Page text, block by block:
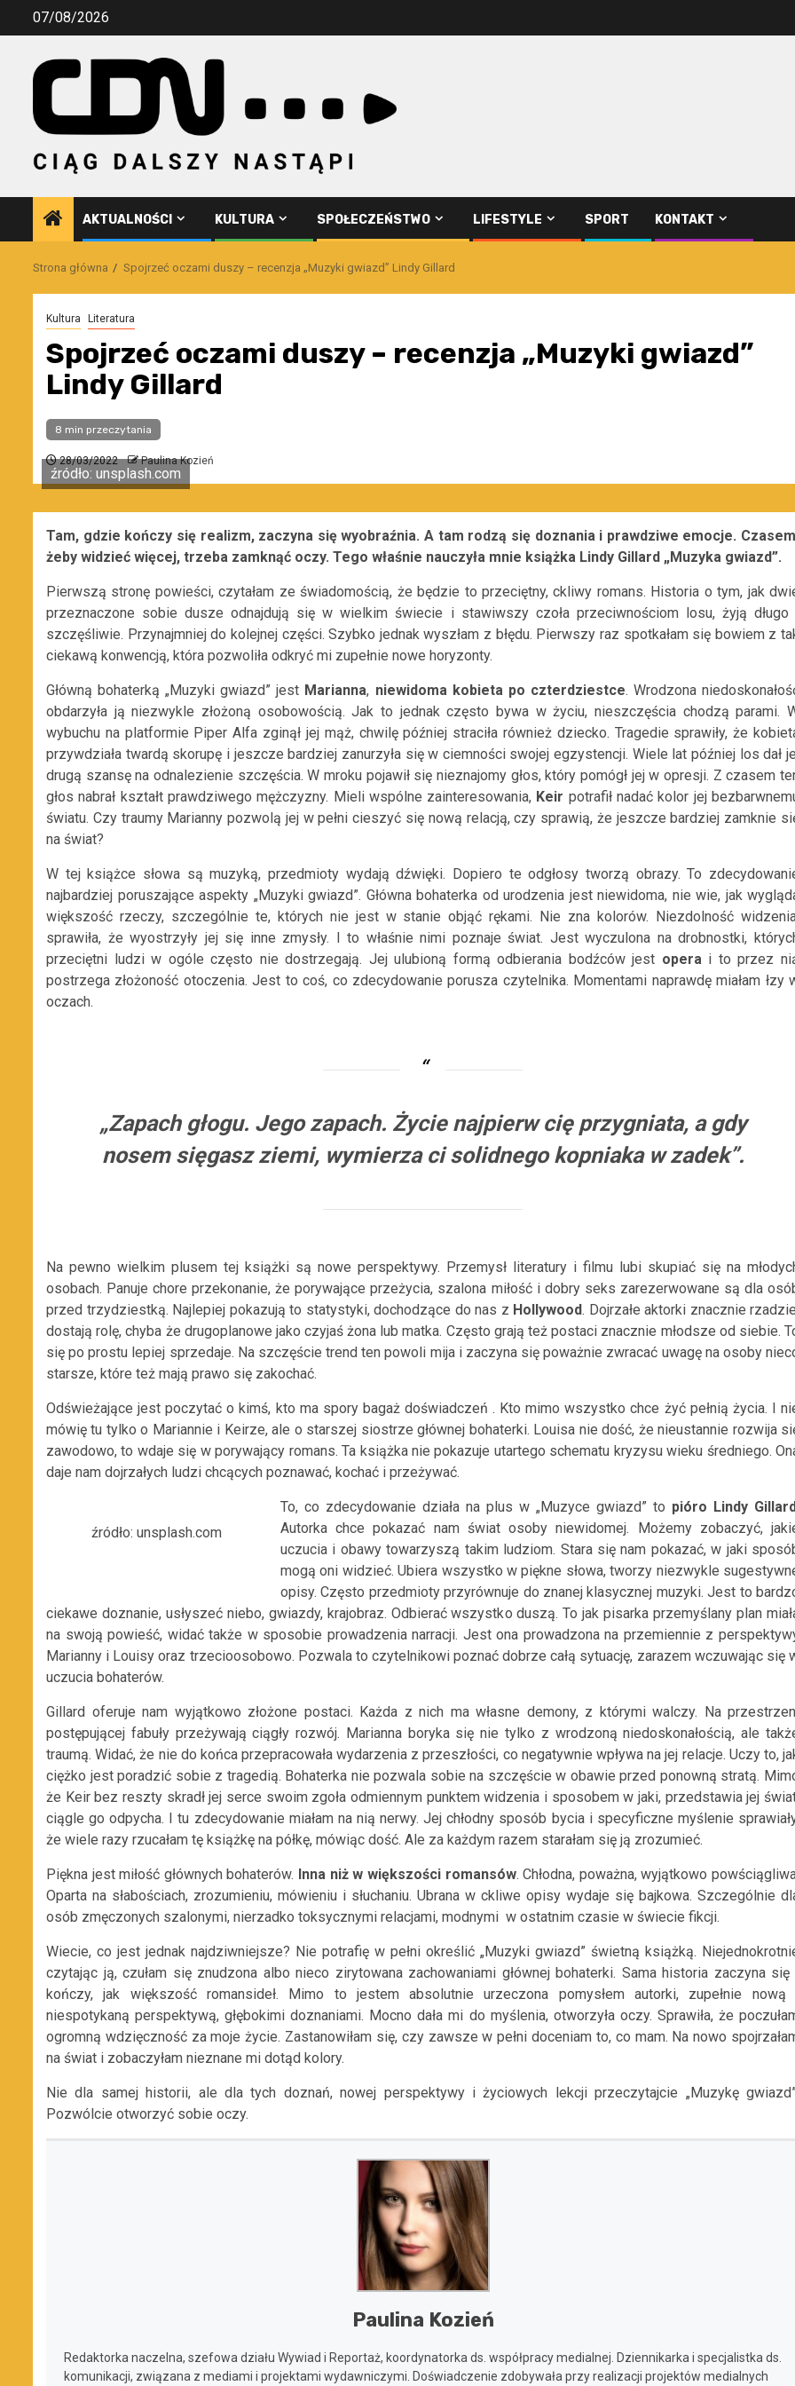
Przejdź07/08/2026
AKTUALNOŚCI KULTURA SPOŁECZEŃSTWO LIFESTYLE SPORT KONTAKT
Strona główna Spojrzeć oczami duszy – recenzja „Muzyki gwiazd” Lindy Gillard
Kultura Literatura
Spojrzeć oczami duszy – recenzja „Muzyki gwiazd”
Lindy Gillard
8 min przeczytania
28/03/2022 Paulina Kozień
źródło: unsplash.com
Tam, gdzie kończy się realizm, zaczyna się wyobraźnia. A tam rodzą się doznania i prawdziwe emocje.
żeby widzieć więcej, trzeba zamknąć oczy. Tego właśnie nauczyła mnie książka Lindy Gillard „Muzyka gwiazd”.
Pierwszą stronę powieści, czytałam ze świadomością, że będzie to przeciętny, ckliwy romans. Historia o tym, jak
przeznaczone sobie dusze odnajdują się w wielkim świecie i stawiwszy czoła przeciwnościom losu, żyją długo
szczęśliwie. Przynajmniej do kolejnej części. Szybko jednak wyszłam z błędu. Pierwszy raz spotkałam się bowiem z
ciekawą konwencją, która pozwoliła odkryć mi zupełnie nowe horyzonty.
Główną bohaterką „Muzyki gwiazd” jest Marianna, niewidoma kobieta po czterdziestce. Wrodzona
obdarzyła ją niezwykle złożoną osobowością. Jak to jednak często bywa w życiu, nieszczęścia chodzą parami.
wybuchu na platformie Piper Alfa zginął jej mąż, chwilę później straciła również dziecko. Tragedie sprawiły, że
przywdziała twardą skorupę i jeszcze bardziej zanurzyła się w ciemności swojej egzystencji. Wiele lat później los dał
drugą szansę na odnalezienie szczęścia. W mroku pojawił się nieznajomy głos, który pomógł jej w opresji. Z czasem
głos nabrał kształt prawdziwego mężczyzny. Mieli wspólne zainteresowania, Keir potrafił nadać kolor jej
światu. Czy traumy Marianny pozwolą jej w pełni cieszyć się nową relacją, czy sprawią, że jeszcze bardziej zamknie
na świat?
W tej książce słowa są muzyką, przedmioty wydają dźwięki. Dopiero te odgłosy tworzą obrazy. To
najbardziej poruszające aspekty „Muzyki gwiazd”. Główna bohaterka od urodzenia jest niewidoma, nie wie, jak
większość rzeczy, szczególnie te, których nie jest w stanie objąć rękami. Nie zna kolorów. Niezdolność
sprawiła, że wyostrzyły jej się inne zmysły. I to właśnie nimi poznaje świat. Jest wyczulona na drobnostki,
przeciętni ludzi w ogóle często nie dostrzegają. Jej ulubioną formą odbierania bodźców jest operai to przez
postrzega złożoność otoczenia. Jest to coś, co zdecydowanie porusza czytelnika. Momentami naprawdę miałam łzy
oczach.
„Zapach głogu. Jego zapach. Życie najpierw cię przygniata, a gdy
nosem sięgasz ziemi, wymierza ci solidnego kopniaka w zadek”.
Na pewno wielkim plusem tej książki są nowe perspektywy. Przemysł literatury i filmu lubi skupiać się na
osobach. Panuje chore przekonanie, że porywające przeżycia, szalona miłość i dobry seks zarezerwowane są dla
przed trzydziestką. Najlepiej pokazują to statystyki, dochodzące do nas z Hollywood. Dojrzałe aktorki znacznie
dostają rolę, chyba że drugoplanowe jako czyjaś żona lub matka. Często grają też postaci znacznie młodsze od siebie.
się po prostu lepiej sprzedaje. Na szczęście trend ten powoli mija i zaczyna się poważnie zwracać uwagę na osoby
starsze, które też mają prawo się zakochać.
Odświeżające jest poczytać o kimś, kto ma spory bagaż doświadczeń . Kto mimo wszystko chce żyć pełnią życia. I
mówię tu tylko o Mariannie i Keirze, ale o starszej siostrze głównej bohaterki. Louisa nie dość, że nieustannie rozwija
zawodowo, to wdaje się w porywający romans. Ta książka nie pokazuje utartego schematu kryzysu wieku średniego.
daje nam dojrzałych ludzi chcących poznawać, kochać i przeżywać.
źródło: unsplash.com
To, co zdecydowanie działa na plus w „Muzyce gwiazd” to pióro Lindy Gillard
Autorka chce pokazać nam świat osoby niewidomej. Możemy zobaczyć,
uczucia i obawy towarzyszą takim ludziom. Stara się nam pokazać, w jaki
mogą oni widzieć. Ubiera wszystko w piękne słowa, tworzy niezwykle
opisy. Często przedmioty przyrównuje do znanej klasycznej muzyki. Jest to
ciekawe doznanie, usłyszeć niebo, gwiazdy, krajobraz. Odbierać wszystko duszą. To jak pisarka przemyślany plan
na swoją powieść, widać także w sposobie prowadzenia narracji. Jest ona prowadzona na przemiennie z
Marianny i Louisy oraz trzecioosobowo. Pozwala to czytelnikowi poznać dobrze całą sytuację, zarazem wczuwając się
uczucia bohaterów.
Gillard oferuje nam wyjątkowo złożone postaci. Każda z nich ma własne demony, z którymi walczy. Na
postępującej fabuły przeżywają ciągły rozwój. Marianna boryka się nie tylko z wrodzoną niedoskonałością, ale
traumą. Widać, że nie do końca przepracowała wydarzenia z przeszłości, co negatywnie wpływa na jej relacje. Uczy to,
ciężko jest poradzić sobie z tragedią. Bohaterka nie pozwala sobie na szczęście w obawie przed ponowną stratą.
że Keir bez reszty skradł jej serce swoim zgoła odmiennym punktem widzenia i sposobem w jaki, przedstawia jej
ciągle go odpycha. I tu zdecydowanie miałam na nią nerwy. Jej chłodny sposób bycia i specyficzne myślenie
że wiele razy rzucałam tę książkę na półkę, mówiąc dość. Ale za każdym razem starałam się ją zrozumieć.
Piękna jest miłość głównych bohaterów. Inna niż w większości romansów. Chłodna, poważna, wyjątkowo
Oparta na słabościach, zrozumieniu, mówieniu i słuchaniu. Ubrana w ckliwe opisy wydaje się bajkowa. Szczególnie
osób zmęczonych szalonymi, nierzadko toksycznymi relacjami, modnymi w ostatnim czasie w świecie fikcji.
Wiecie, co jest jednak najdziwniejsze? Nie potrafię w pełni określić „Muzyki gwiazd” świetną książką.
czytając ją, czułam się znudzona albo nieco zirytowana zachowaniami głównej bohaterki. Sama historia zaczyna się
kończy, jak większość romansideł. Mimo to jestem absolutnie urzeczona pomysłem autorki, zupełnie nową
niespotykaną perspektywą, głębokimi doznaniami. Mocno dała mi do myślenia, otworzyła oczy. Sprawiła, że
ogromną wdzięczność za moje życie. Zastanowiłam się, czy zawsze w pełni doceniam to, co mam. Na nowo
na świat i zobaczyłam nieznane mi dotąd kolory.
Nie dla samej historii, ale dla tych doznań, nowej perspektywy i życiowych lekcji przeczytajcie „Muzykę
Pozwólcie otworzyć sobie oczy.
Paulina Kozień
Redaktorka naczelna, szefowa działu Wywiad i Reportaż, koordynatorka ds. współpracy medialnej. Dziennikarka i specjalistka ds.
komunikacji, związana z mediami i projektami wydawniczymi. Doświadczenie zdobywała przy realizacji projektów medialnych